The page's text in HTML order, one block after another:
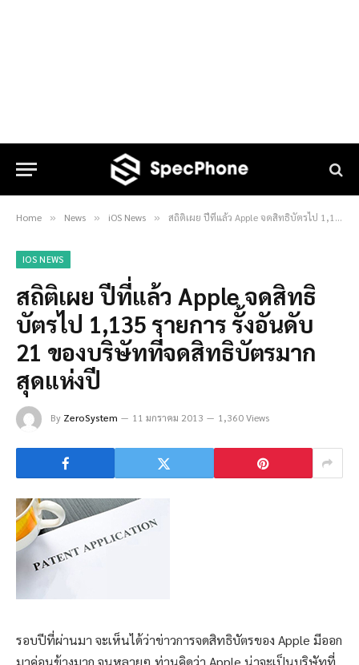
Home » News » iOS News » สถิติเผย ปีที่แล้ว Apple จดสิทธิบัตรไป 1,135 รายการ รั้งอันดับ 21 ของบริษัทที่จดสิทธิบัตรมากสุดแห่งปี
IOS NEWS
สถิติเผย ปีที่แล้ว Apple จดสิทธิ
บัตรไป 1,135 รายการ รั้งอันดับ
21 ของบริษัทที่จดสิทธิบัตรมาก
สุดแห่งปี
By ZeroSystem 11 มกราคม 2013 1,360 Views
รอบปีที่ผ่านมา จะเห็นได้ว่าข่าวการจดสิทธิบัตรของ Apple มีออก
มาค่อนข้างมาก จนหลายๆ ท่านคิดว่า Apple น่าจะเป็นบริษัทที่